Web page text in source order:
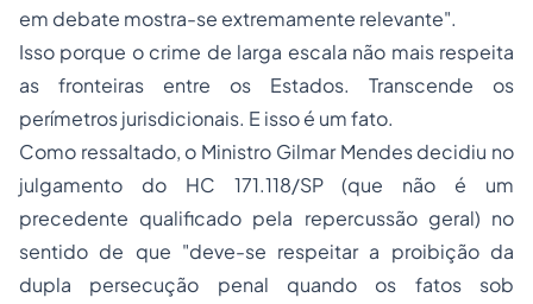
em debate mostra-se extremamente relevante".
Isso porque o crime de larga escala não mais respeita
as fronteiras entre os Estados. Transcende os
perímetros jurisdicionais. E isso é um fato.
Como ressaltado, o Ministro Gilmar Mendes decidiu no
julgamento do HC 171.118/SP (que não é um
precedente qualificado pela repercussão geral) no
sentido de que "deve-se respeitar a proibição da
dupla persecução penal quando os fatos sob